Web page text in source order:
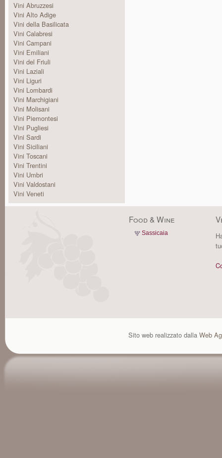
Vini Abruzzesi
Vini Alto Adige
Vini della Basilicata
Vini Calabresi
Vini Campani
Vini Emiliani
Vini del Friuli
Vini Laziali
Vini Liguri
Vini Lombardi
Vini Marchigiani
Vini Molisani
Vini Piemontesi
Vini Pugliesi
Vini Sardi
Vini Siciliani
Vini Toscani
Vini Trentini
Vini Umbri
Vini Valdostani
Vini Veneti
Food & Wine
Sassicaia
Sito web realizzato dalla Web